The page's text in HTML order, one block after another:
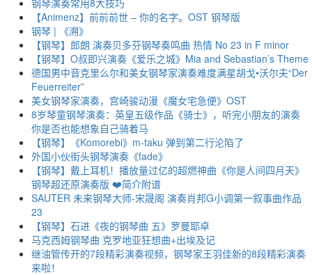
【Animenz】前前前世 – 你的名字。OST 钢琴版
钢琴 | 《溯》
【钢琴】郎朗 演奏贝多芬钢琴奏鸣曲 热情 No 23 in F minor
【钢琴】O叔即兴演奏《爱乐之城》Mia and Sebastian’s Theme
德国男中音克里么尔和美女钢琴家演奏难度满星胡戈•沃尔夫“Der
Feuerreiter”
美女钢琴家演奏，宫崎骏动漫《魔女宅急便》OST
8岁琴童钢琴演奏：英皇五级作品《骑士》，听完小朋友的演奏
你是否也能想象自己骑着马
【钢琴】《Komorebi》m-taku 弹到第二行沦陷了
外国小伙街头钢琴演奏《fade》
【钢琴】戴上耳机！播放量过亿的超燃神曲《你是人间四月天》
钢琴超还原演奏版 ❤️简介附谱
SAUTER 未来钢琴大师-宋晟阁 演奏肖邦G小调第一叙事曲作品
23
【钢琴】石进《夜的钢琴曲 五》罗曼耶卓
马克西姆钢琴曲 克罗地亚狂想曲+出埃及记
继油管传开的7段精彩演奏视频，钢琴家王羽佳新的8段精彩演奏
来啦！